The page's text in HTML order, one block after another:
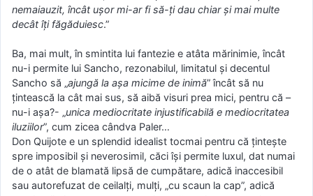
nemaiauzit, încât ușor mi-ar fi să-ți dau chiar și mai multe
decât îți făgăduiesc.”
Ba, mai mult, în smintita lui fantezie e atâta mărinimie, încât
nu-i permite lui Sancho, rezonabilul, limitatul și decentul
Sancho să „ajungă la așa micime de inimă” încât să nu
țintească la cât mai sus, să aibă visuri prea mici, pentru că –
nu-i așa?- „unica mediocritate injustificabilă e mediocritatea
iluziilor”, cum zicea cândva Paler…
Don Quijote e un splendid idealist tocmai pentru că țintește
spre imposibil și neverosimil, căci își permite luxul, dat numai
de o atât de blamată lipsă de cumpătare, adică inaccesibil
sau autorefuzat de ceilalți, mulți, „cu scaun la cap”, adică